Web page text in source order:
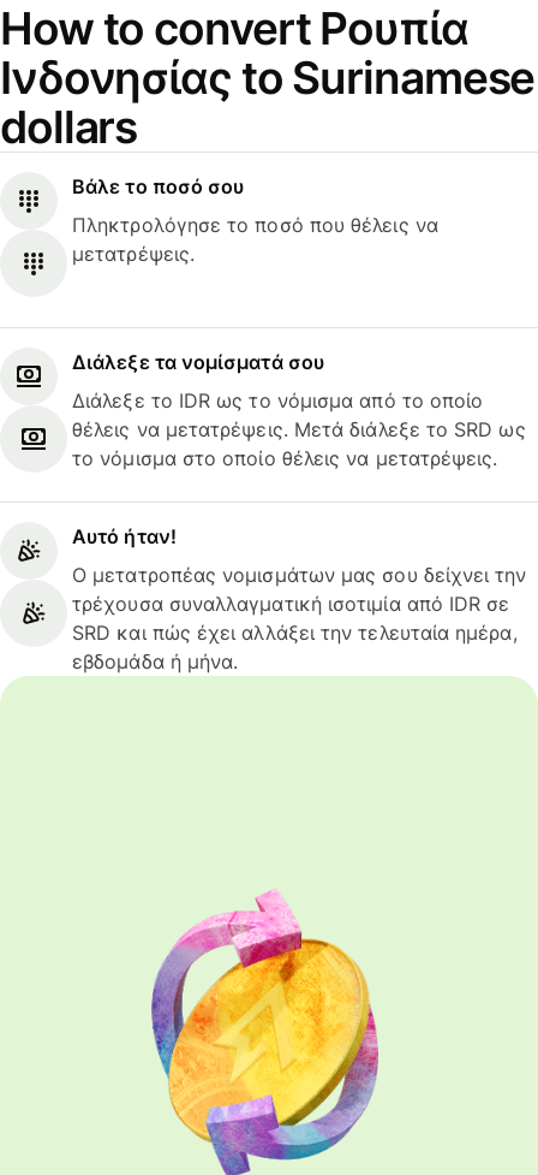
How to convert Ρουπία
Ινδονησίας to Surinamese
dollars
Βάλε το ποσό σου
Πληκτρολόγησε το ποσό που θέλεις να
μετατρέψεις.
Διάλεξε τα νομίσματά σου
Διάλεξε το IDR ως το νόμισμα από το οποίο
θέλεις να μετατρέψεις. Μετά διάλεξε το SRD ως
το νόμισμα στο οποίο θέλεις να μετατρέψεις.
Αυτό ήταν!
Ο μετατροπέας νομισμάτων μας σου δείχνει την
τρέχουσα συναλλαγματική ισοτιμία από IDR σε
SRD και πώς έχει αλλάξει την τελευταία ημέρα,
εβδομάδα ή μήνα.